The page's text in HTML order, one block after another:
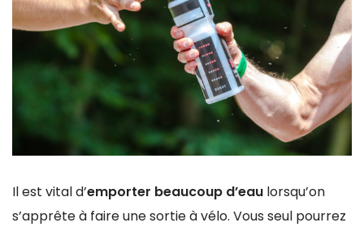
Il est vital d’emporter beaucoup d’eau lorsqu’on
s’apprête à faire une sortie à vélo. Vous seul pourrez